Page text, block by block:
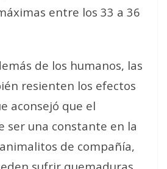
entre los 33 a 36
de los humanos, las
resienten los efectos
aconsejó que el
ser una constante en la
de compañía,